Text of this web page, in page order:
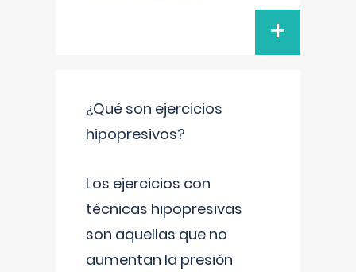
+
¿Qué son ejercicios
hipopresivos?
Los ejercicios con
técnicas hipopresivas
son aquellas que no
aumentan la presión